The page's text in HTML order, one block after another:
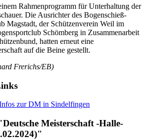
Rahmenprogramm für Unterhaltung der
Die Ausrichter des Bogenschieß-
Magstadt, der Schützenverein Weil im
Schömberg in Zusammenarbeit
hatten erneut eine
auf die Beine gestellt.
Frerichs/EB)
zur DM in Sindelfingen
Meisterschaft -Halle-